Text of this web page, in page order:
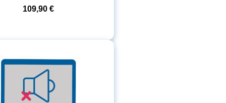
109,90 €